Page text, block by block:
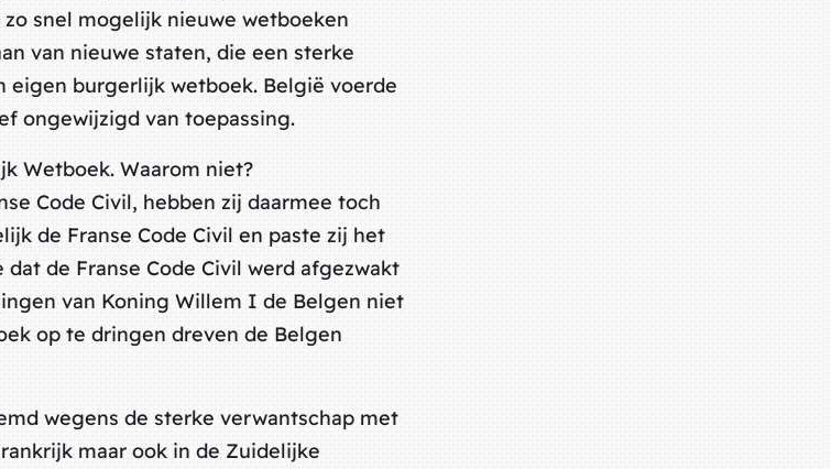
snel mogelijk nieuwe wetboeken
van nieuwe staten, die een sterke
eigen burgerlijk wetboek. België voerde
ongewijzigd van toepassing.
Wetboek. Waarom niet?
Code Civil, hebben zij daarmee toch
de Franse Code Civil en paste zij het
de Franse Code Civil werd afgezwakt
van Koning Willem I de Belgen niet
op te dringen dreven de Belgen
wegens de sterke verwantschap met
maar ook in de Zuidelijke